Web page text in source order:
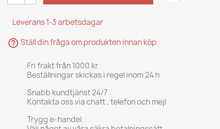
Leverans 1-3 arbetsdagar
help_outline Ställ din fråga om produkten innan köp
Fri frakt från 1000 kr
Beställningar skickas i regel inom 24 h
Snabb kundtjänst 24/7
Kontakta oss via chatt , telefon och mejl
Trygg e-handel